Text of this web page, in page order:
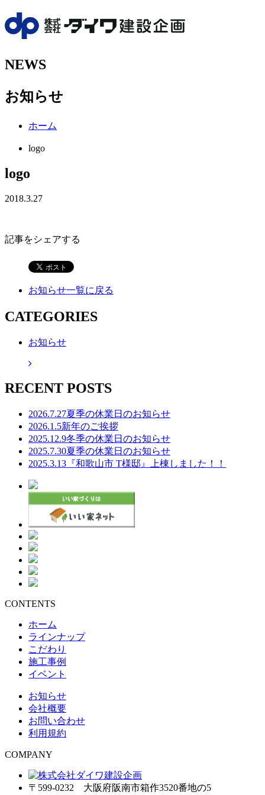
NEWS
お知らせ
ホーム
logo
logo
2018.3.27
記事をシェアする
お知らせ一覧に戻る
CATEGORIES
お知らせ
RECENT POSTS
2026.7.27夏季の休業日のお知らせ
2026.1.5新年のご挨拶
2025.12.9冬季の休業日のお知らせ
2025.7.30夏季の休業日のお知らせ
2025.3.13 『和歌山市 T様邸』上棟しました！！
CONTENTS
ホーム
ラインナップ
こだわり
施工事例
イベント
お知らせ
会社概要
お問い合わせ
利用規約
COMPANY
〒599-0232 大阪府阪南市箱作3520番地の5